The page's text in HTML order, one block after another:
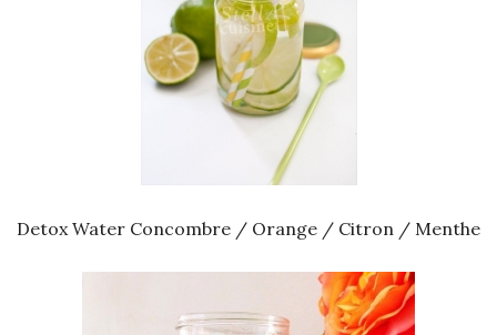
Detox Water Concombre / Orange / Citron / Menthe